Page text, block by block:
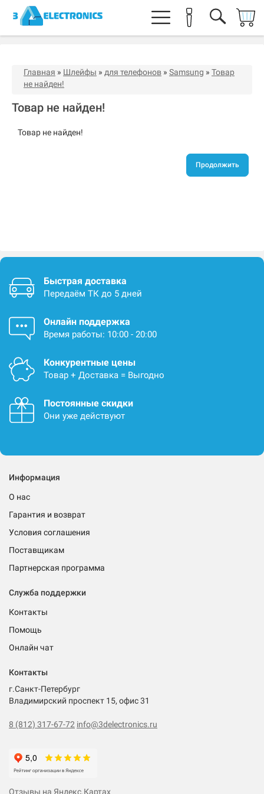
Главная » Шлейфы » для телефонов » Samsung » Товар
не найден!
Товар не найден!
Товар не найден!
Продолжить
Быстрая доставка
Передаём ТК до 5 дней
Онлайн поддержка
Время работы: 10:00 - 20:00
Конкурентные цены
Товар + Доставка = Выгодно
Постоянные скидки
Они уже действуют
Информация
О нас
Гарантия и возврат
Условия соглашения
Поставщикам
Партнерская программа
Служба поддержки
Контакты
Помощь
Онлайн чат
Контакты
г.Санкт-Петербург
Владимирский проспект 15, офис 31
8 (812) 317-67-72 info@3delectronics.ru
Отзывы на Яндекс.Картах